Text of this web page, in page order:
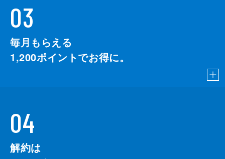
03
毎月もらえる
1,200ポイントでお得に。
04
解約は